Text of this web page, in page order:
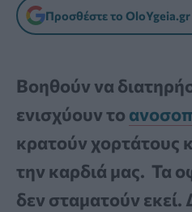
Προσθέστε το
Βοηθούν να
ενισχύουν το
κρατούν χορτάτους
την καρδιά μας. Τα
δεν σταματούν εκεί.